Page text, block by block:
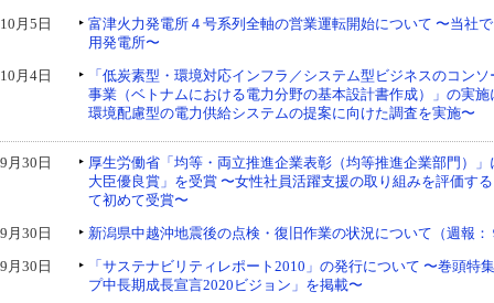
10月5日
富津火力発電所４号系列全軸の営業運転開始について 〜当社
用発電所〜
10月4日
「低炭素型・環境対応インフラ／システム型ビジネスのコン
事業（ベトナムにおける電力分野の基本設計書作成）」の実
環境配慮型の電力供給システムの提案に向けた調査を実施〜
9月30日
厚生労働省「均等・両立推進企業表彰（均等推進企業部門）
大臣優良賞」を受賞 〜女性社員活躍支援の取り組みを評価す
て初めて受賞〜
9月30日
新潟県中越沖地震後の点検・復旧作業の状況について（週報：
9月30日
「サステナビリティレポート2010」の発行について 〜巻頭特
プ中長期成長宣言2020ビジョン」を掲載〜